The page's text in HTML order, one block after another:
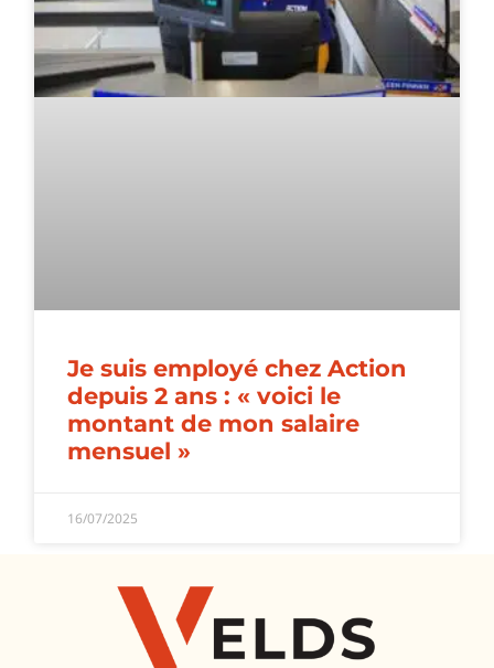
Je suis employé chez Action
depuis 2 ans : « voici le
montant de mon salaire
mensuel »
16/07/2025